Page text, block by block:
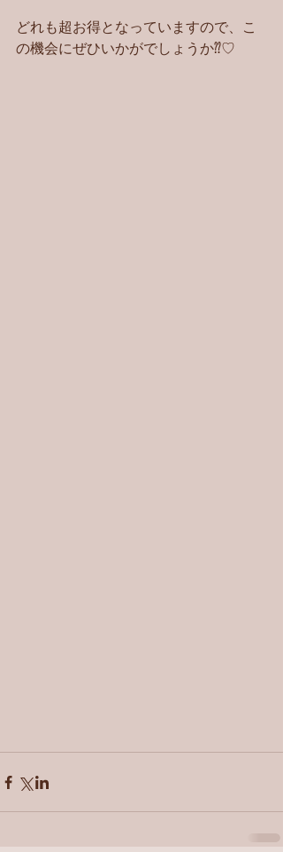
どれも超お得となっていますので、こ
の機会にぜひいかがでしょうか⁇♡